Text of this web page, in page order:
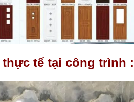
tế tại công trình :